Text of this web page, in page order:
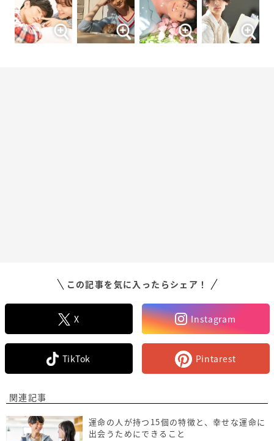
この記事を気に入ったらシェア！
X Instagram
TikTok Pintarest
関連記事
運命の人が持つ15個の特徴と、幸せな運命に
出会うためにできること